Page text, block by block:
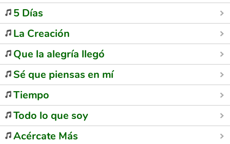
5 Días
La Creación
Que la alegría llegó
Sé que piensas en mí
Tiempo
Todo lo que soy
Acércate Más